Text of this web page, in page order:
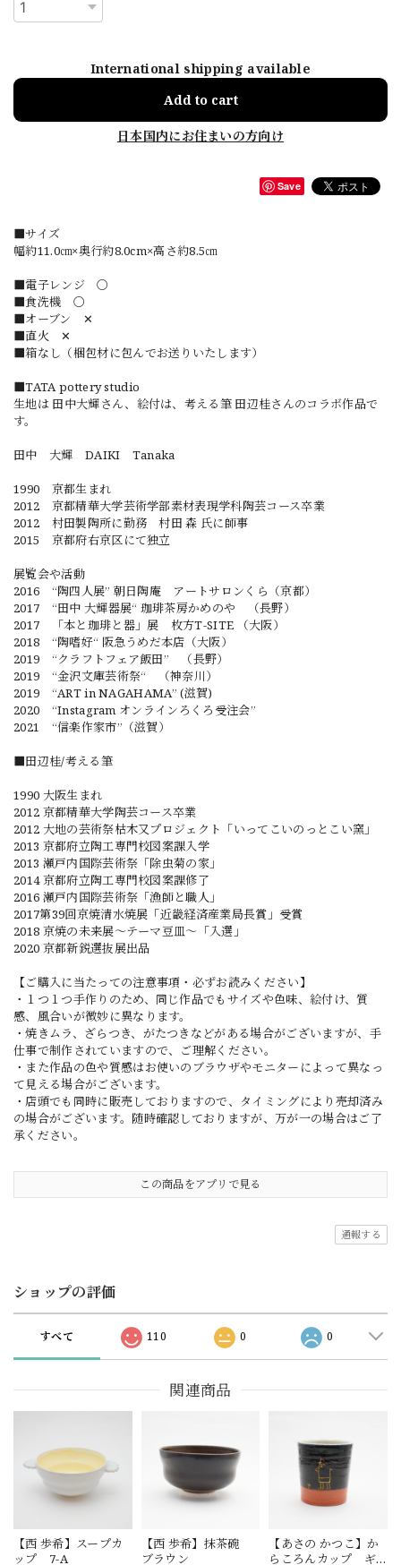
International shipping available
Add to cart
日本国内にお住まいの方向け
Save
■サイズ
幅約11.0㎝×奥行約8.0cm×高さ約8.5㎝
■電子レンジ 〇
■食洗機 〇
■オーブン ✕
■直火 ✕
■箱なし（梱包材に包んでお送りいたします）
■TATA pottery studio
生地は 田中大輝さん、絵付は、考える筆 田辺桂さんのコラボ作品で
す。
田中 大輝 DAIKI Tanaka
1990 京都生まれ
2012 京都精華大学芸術学部素材表現学科陶芸コース卒業
2012 村田製陶所に勤務 村田 森 氏に師事
2015 京都府右京区にて独立
展覧会や活動
2016 “陶四人展” 朝日陶庵 アートサロンくら（京都）
2017 “田中 大輝器展“ 珈琲茶房かめのや （長野）
2017 「本と珈琲と器」展 枚方T-SITE （大阪）
2018 “陶嗜好“ 阪急うめだ本店（大阪）
2019 “クラフトフェア飯田” （長野）
2019 “金沢文庫芸術祭“ （神奈川）
2019 “ART in NAGAHAMA” (滋賀)
2020 “Instagram オンラインろくろ受注会”
2021 “信楽作家市”（滋賀）
■田辺桂/考える筆
1990 大阪生まれ
2012 京都精華大学陶芸コース卒業
2012 大地の芸術祭枯木又プロジェクト「いってこいのっとこい窯」
2013 京都府立陶工専門校図案課入学
2013 瀬戸内国際芸術祭「除虫菊の家」
2014 京都府立陶工専門校図案課修了
2016 瀬戸内国際芸術祭「漁師と職人」
2017第39回京焼清水焼展「近畿経済産業局長賞」受賞
2018 京焼の未来展〜テーマ豆皿〜「入選」
2020 京都新鋭選抜展出品
【ご購入に当たっての注意事項・必ずお読みください】
・１つ１つ手作りのため、同じ作品でもサイズや色味、絵付け、質
感、風合いが微妙に異なります。
・焼きムラ、ざらつき、がたつきなどがある場合がございますが、手
仕事で制作されていますので、ご理解ください。
・また作品の色や質感はお使いのブラウザやモニターによって異なっ
て見える場合がございます。
・店頭でも同時に販売しておりますので、タイミングにより売却済み
の場合がございます。随時確認しておりますが、万が一の場合はご了
承ください。
この商品をアプリで見る
通報する
ショップの評価
すべて 110 0 0
関連商品
【西 歩希】スープカ
ップ 7-A
【西 歩希】抹茶碗
ブラウン
【あさの かつこ】か
らころんカップ ギ